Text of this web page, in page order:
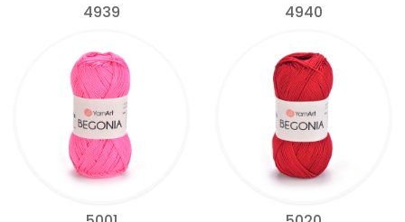
4939 4940